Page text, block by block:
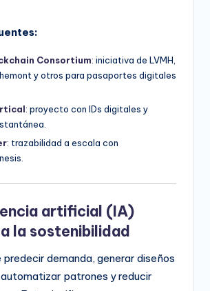
Consortium: iniciativa de LVMH,
y otros para pasaportes digitales
: proyecto con IDs digitales y
: trazabilidad a escala con
artificial (IA)
la sostenibilidad
demanda, generar diseños
patrones y reducir